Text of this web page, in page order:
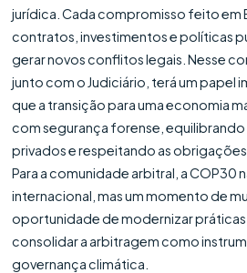
jurídica. Cada compromisso feito em
contratos, investimentos e políticas
gerar novos conflitos legais. Nesse
junto com o Judiciário, terá um papel
que a transição para uma economia
com segurança forense,
privados e respeitando as
Para a comunidade arbitral, a COP30
internacional, mas um momento de
oportunidade de modernizar
consolidar a arbitragem como
governança climática.